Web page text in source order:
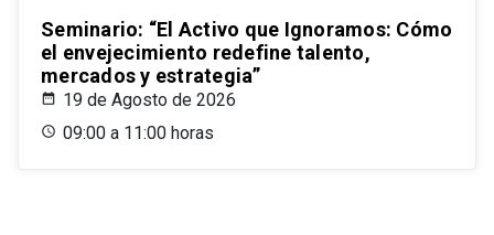
Seminario: “El Activo que Ignoramos: Cómo
el envejecimiento redefine talento,
mercados y estrategia”
19 de Agosto de 2026
09:00 a 11:00 horas